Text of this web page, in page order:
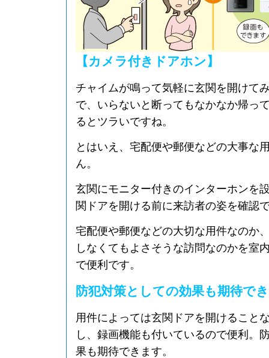
【カメラ付きドアホン】
チャイムが鳴って気軽に玄関を開けて
で、いらないと断ってもなかなか帰っ
るとツラいですね。
とはいえ、宅配便や郵便などの大事な
ん。
玄関にモニター付きのインターホンを
関ドアを開ける前に来訪者の姿を確認
宅配便や郵便などの大切な用件なのか
しなくてもよさそうな訪問なのかを室
で便利です。
防犯対策としての効果も期待で
用件によっては玄関ドアを開けること
し、録画機能も付いているので便利。
果も期待できます。